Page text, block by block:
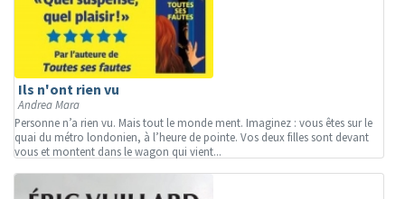
Ils n'ont rien vu
Andrea Mara
Personne n’a rien vu. Mais tout le monde ment. Imaginez : vous êtes sur le
quai du métro londonien, à l’heure de pointe. Vos deux filles sont devant
vous et montent dans le wagon qui vient...